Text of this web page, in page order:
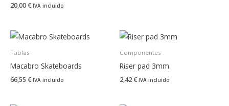
20,00€ IVA incluido
Tablas
Macabro Skateboards
66,55 € IVA incluido
Componentes
Riser pad 3mm
2,42€ IVA incluido